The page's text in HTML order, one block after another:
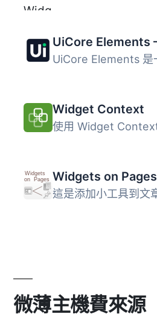
Widget Context
Widgets on Pages
微薄主機費來源